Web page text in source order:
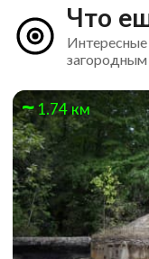
Что
1.74 км